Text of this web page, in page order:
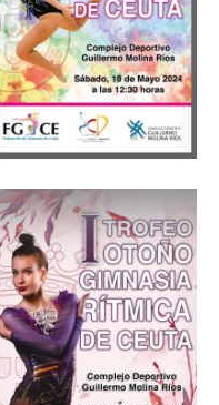
Sin leyenda
Sin leyenda